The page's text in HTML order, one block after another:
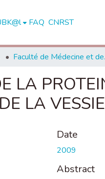
FAQ CNRST
LA
LA
Date
2009
Abstract